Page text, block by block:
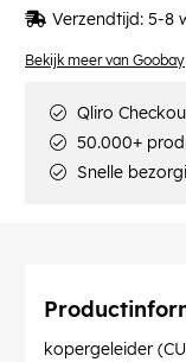
Bekijk meer van Goobay
Verzendtijd: 5-8
Qliro
50.000+
Snelle
kopergeleider